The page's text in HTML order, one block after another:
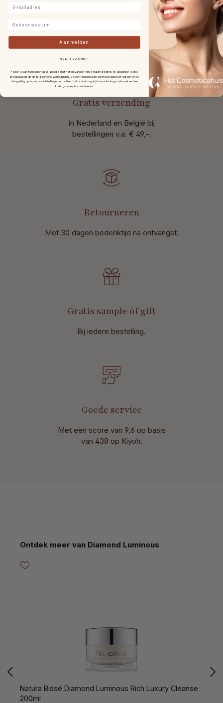
Gratis verzending
in Nederland en België bij
bestellingen v.a. € 49,-.
Retourneren
Met 30 dagen bedenktijd na ontvangst.
Gratis sample óf gift
Bij iedere bestelling.
Goede service
Met een score van 9,6 op basis
van 438 op Kiyoh.
Productgalerij overslaan
Ontdek meer van Diamond Luminous
Natura Bissé Diamond Luminous Rich Luxury Cleanse
200ml
Aanmelden
NEE, BEDANKT
* Door je aan te melden ga je akkoord met het ontvangen van e-mailmarketing en accepteer je ons
privacybeleid en onze algemene voorwaarden .De kortingscode kan eenmalig gebruikt worden en is
niet geldig op lopende aanbiedingen en acties. Het is niet mogelijk deze kortingscode met andere
kortingscodes te combineren.